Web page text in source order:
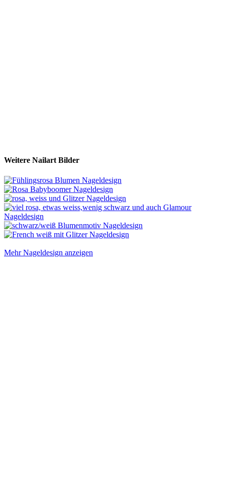
Weitere Nailart Bilder
Mehr Nageldesign anzeigen